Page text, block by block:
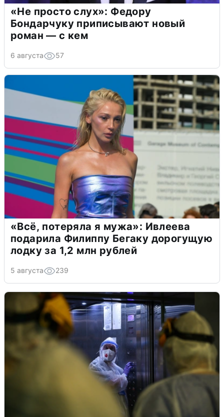
«Не просто слух»: Федору
Бондарчуку приписывают новый
роман — с кем
6 августа 57
«Всё, потеряла я мужа»: Ивлеева
подарила Филиппу Бегаку дорогущую
лодку за 1,2 млн рублей
5 августа 239